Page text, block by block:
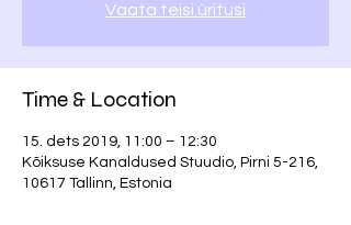
Vaata teisi üritusi
Time & Location
15. dets 2019, 11:00 – 12:30
Kõiksuse Kanaldused Stuudio, Pirni 5-216,
10617 Tallinn, Estonia